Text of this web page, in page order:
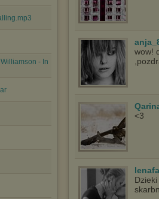
- In
wow!
<3